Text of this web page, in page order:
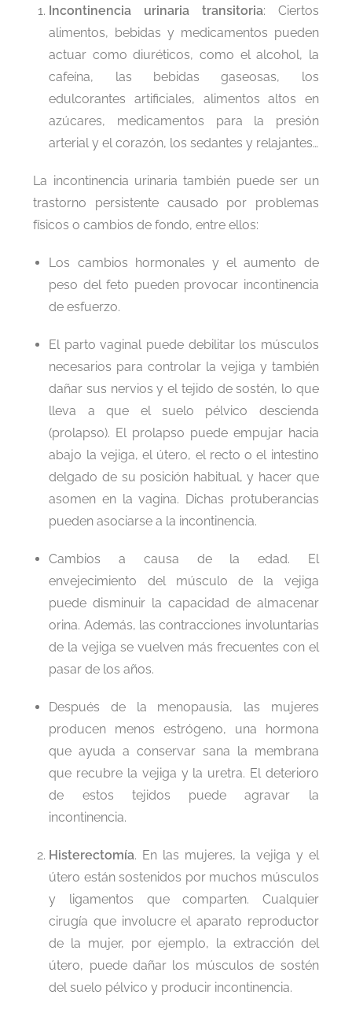
Incontinencia urinaria transitoria: Ciertos
alimentos, bebidas y medicamentos pueden
actuar como diuréticos, como el alcohol, la
cafeína, las bebidas gaseosas, los
edulcorantes artificiales, alimentos altos en
azúcares, medicamentos para la presión
arterial y el corazón, los sedantes y relajantes…
La incontinencia urinaria también puede ser un
trastorno persistente causado por problemas
físicos o cambios de fondo, entre ellos:
Los cambios hormonales y el aumento de
peso del feto pueden provocar incontinencia
de esfuerzo.
El parto vaginal puede debilitar los músculos
necesarios para controlar la vejiga y también
dañar sus nervios y el tejido de sostén, lo que
lleva a que el suelo pélvico descienda
(prolapso). El prolapso puede empujar hacia
abajo la vejiga, el útero, el recto o el intestino
delgado de su posición habitual, y hacer que
asomen en la vagina. Dichas protuberancias
pueden asociarse a la incontinencia.
Cambios a causa de la edad. El
envejecimiento del músculo de la vejiga
puede disminuir la capacidad de almacenar
orina. Además, las contracciones involuntarias
de la vejiga se vuelven más frecuentes con el
pasar de los años.
Después de la menopausia, las mujeres
producen menos estrógeno, una hormona
que ayuda a conservar sana la membrana
que recubre la vejiga y la uretra. El deterioro
de estos tejidos puede agravar la
incontinencia.
Histerectomía. En las mujeres, la vejiga y el
útero están sostenidos por muchos músculos
y ligamentos que comparten. Cualquier
cirugía que involucre el aparato reproductor
de la mujer, por ejemplo, la extracción del
útero, puede dañar los músculos de sostén
del suelo pélvico y producir incontinencia.